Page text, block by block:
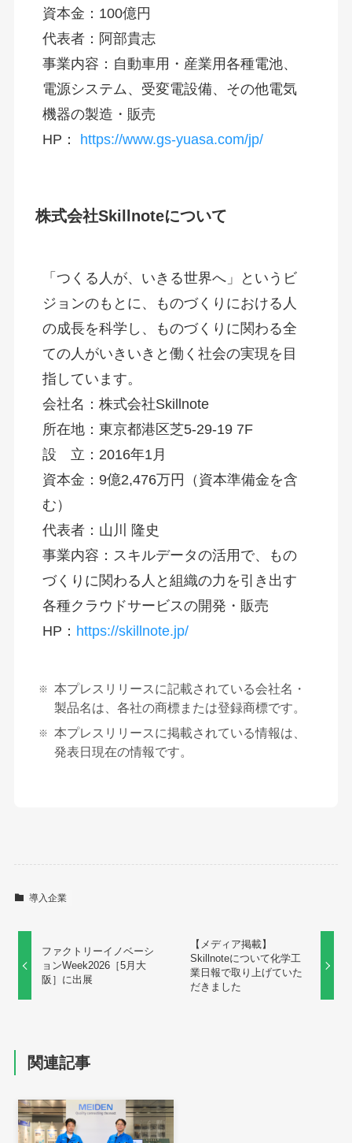
資本金：100億円
代表者：阿部貴志
事業内容：自動車用・産業用各種電池、
電源システム、受変電設備、その他電気
機器の製造・販売
HP：
https://www.gs-yuasa.com/jp/
株式会社Skillnoteについて
「つくる人が、いきる世界へ」というビ
ジョンのもとに、ものづくりにおける人
の成長を科学し、ものづくりに関わる全
ての人がいきいきと働く社会の実現を目
指しています。
会社名：株式会社Skillnote
所在地：東京都港区芝5-29-19 7F
設　立：2016年1月
資本金：9億2,476万円（資本準備金を含
む）
代表者：山川 隆史
事業内容：スキルデータの活用で、もの
づくりに関わる人と組織の力を引き出す
各種クラウドサービスの開発・販売
HP： https://skillnote.jp/
本プレスリリースに記載されている会社名・
製品名は、各社の商標または登録商標です。
本プレスリリースに掲載されている情報は、
発表日現在の情報です。
導入企業
ファクトリーイノベーシ
ョンWeek2026［5月大
阪］に出展
【メディア掲載】
Skillnoteについて化学工
業日報で取り上げていた
だきました
関連記事